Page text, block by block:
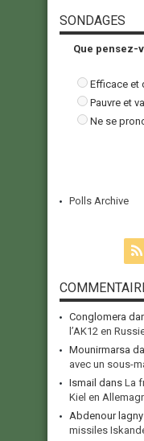
SONDAGES
Que pensez-
Efficace et
Pauvre et
Ne se
Polls Archive
Conglomera
l’AK12 en
Mounirmarsa
avec un sous-
Ismail dans La
Kiel en
Abdenour lagny
missiles